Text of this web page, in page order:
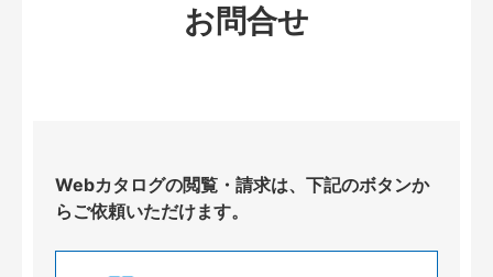
お問合せ
Webカタログの閲覧・請求は、下記のボタンか
らご依頼いただけます。